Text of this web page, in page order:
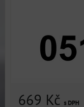
669 Kč s DPH